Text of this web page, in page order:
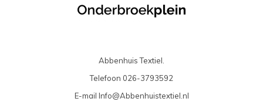
Abbenhuis Textiel.
Telefoon 026-3793592
E-mail Info@Abbenhuistextiel.nl